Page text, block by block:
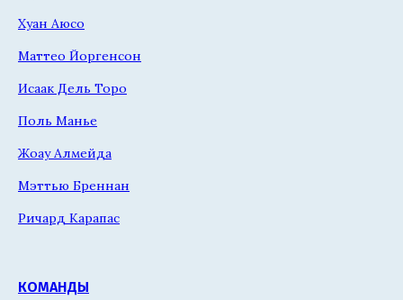
Хуан Аюсо
Маттео Йоргенсон
Исаак Дель Торо
Поль Манье
Жоау Алмейда
Мэттью Бреннан
Ричард Карапас
КОМАНДЫ